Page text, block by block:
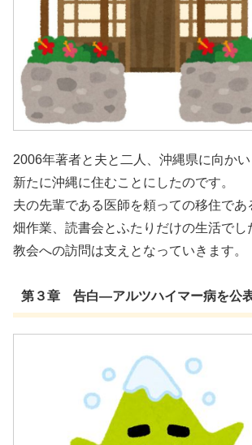
2006年著者と夫と二人、沖縄県に向かい
新たに沖縄に住むことにしたのです。
夫の先輩である医師を頼っての移住であ
畑作業、読書会とふたりだけの生活でし
教会への訪問は支えとなっていきます。
第３章 告白―アルツハイマー病を公